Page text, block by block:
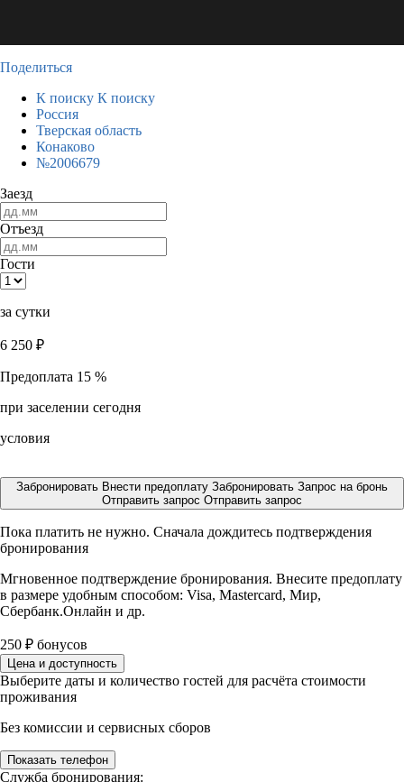
Поделиться
К поиску К поиску
Россия
Тверская область
Конаково
№2006679
Заезд
Отъезд
Гости
за сутки
6 250 ₽
Предоплата 15 %
при заселении сегодня
условия
Забронировать Внести предоплату Забронировать Запрос на бронь
Отправить запрос Отправить запрос
Пока платить не нужно. Сначала дождитесь подтверждения
бронирования
Мгновенное подтверждение бронирования. Внесите предоплату
в размере удобным способом: Visa, Mastercard, Мир,
Сбербанк.Онлайн и др.
250 ₽ бонусов
Цена и доступность
Выберите даты и количество гостей для расчёта стоимости
проживания
Без комиссии и сервисных сборов
Показать телефон
Служба бронирования: